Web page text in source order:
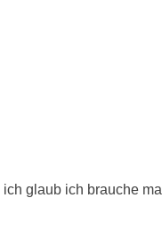
glaub ich brauche mal